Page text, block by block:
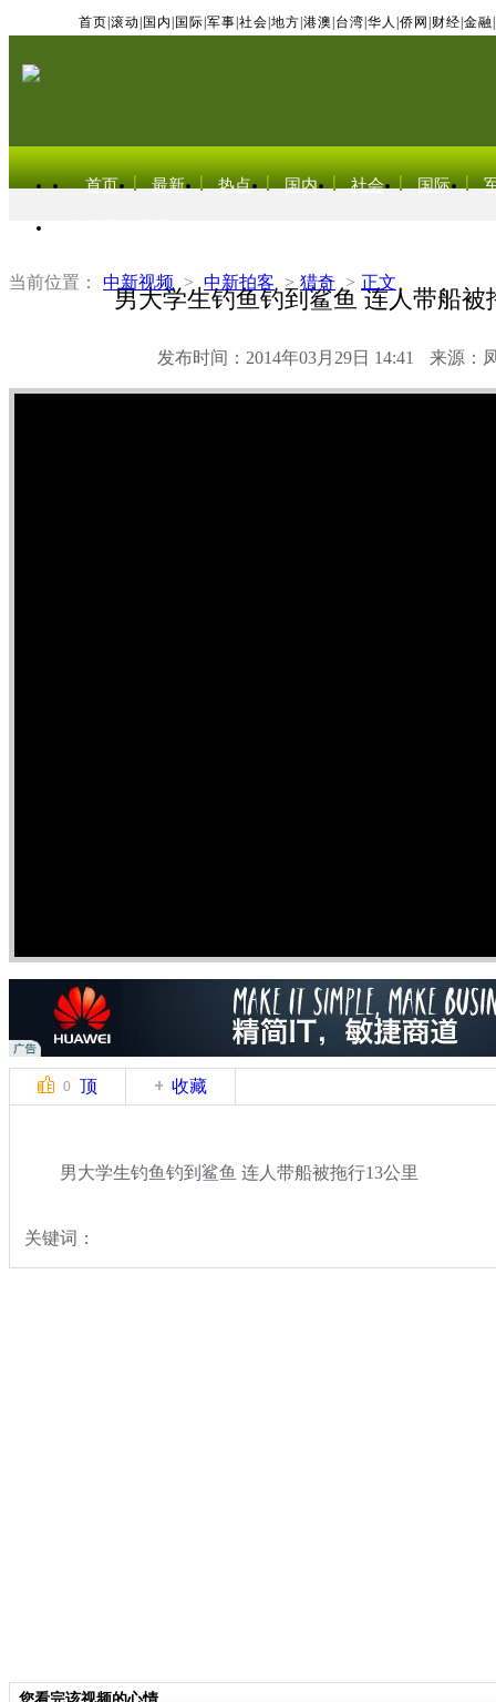
首页 滚动 国内 国际 军事 社会 地方 港澳 台湾 华人 侨网 财经 金融
首页 最新 热点 国内 社会 国际
当前位置： 中新视频 > 中新拍客 > 猎奇 > 正文
男大学生钓鱼钓到鲨鱼 连人带船被
发布时间：2014年03月29日 14:41 来源：
0 顶 收藏
男大学生钓鱼钓到鲨鱼 连人带船被拖行13公里
关键词：